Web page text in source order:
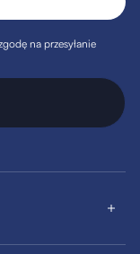
na przesyłanie